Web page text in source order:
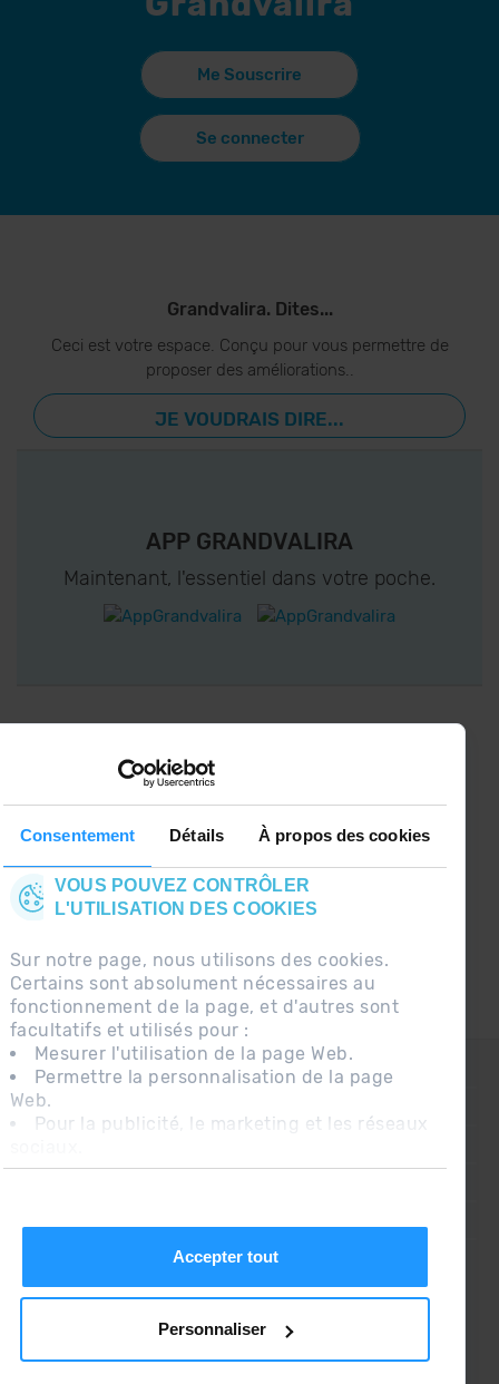
Consentement Détails À propos des cookies
VOUS POUVEZ CONTRÔLER
L'UTILISATION DES COOKIES
Sur notre page, nous utilisons des cookies.
Certains sont absolument nécessaires au
fonctionnement de la page, et d'autres sont
facultatifs et utilisés pour :
Mesurer l'utilisation de la page Web.
Permettre la personnalisation de la page
Web.
Pour la publicité, le marketing et les réseaux
En cliquant sur « Accepter tout », vous
Accepter tout
Personnaliser
Me Souscrire
Se connecter
Grandvalira. Dites...
Ceci est votre espace. Conçu pour vous permettre de
proposer des améliorations..
JE VOUDRAIS DIRE...
APP GRANDVALIRA
Maintenant, l'essentiel dans votre poche.
CONNECTEZ-VOUS À GRANDVALIRA!
Suivez-nous sur les Réseaux Sociaux et soyez
CONTACT
QUESTIONS FRÉQUENTES